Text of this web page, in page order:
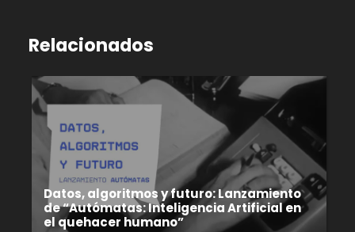
Relacionados
Datos, algoritmos y futuro: Lanzamiento
de “Autómatas: Inteligencia Artificial en
el quehacer humano”